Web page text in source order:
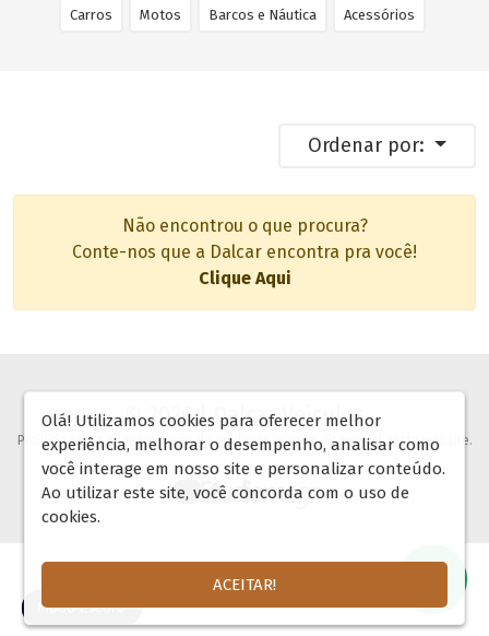
🌓
Carros Motos Barcos e Náutica Acessórios
Ordenar por:
Não encontrou o que procura?
Conte-nos que a Dalcar encontra pra você!
Clique Aqui
© 2026 | Dalcar Veículos
Proibida copia ou reprodução de qualquer imagem disponível neste website.
Olá! Utilizamos cookies para oferecer melhor
experiência, melhorar o desempenho, analisar como
você interage em nosso site e personalizar conteúdo.
Ao utilizar este site, você concorda com o uso de
cookies.
ACEITAR!